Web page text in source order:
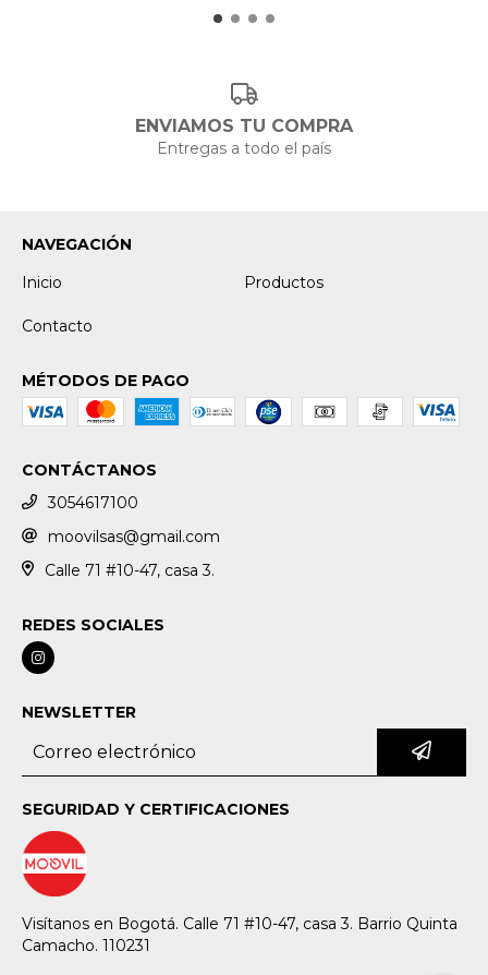
ENVIAMOS TU COMPRA
Entregas a todo el país
NAVEGACIÓN
Inicio
Productos
Contacto
MÉTODOS DE PAGO
CONTÁCTANOS
3054617100
moovilsas@gmail.com
Calle 71 #10-47, casa 3.
REDES SOCIALES
NEWSLETTER
SEGURIDAD Y CERTIFICACIONES
Visítanos en Bogotá. Calle 71 #10-47, casa 3. Barrio Quinta
Camacho. 110231